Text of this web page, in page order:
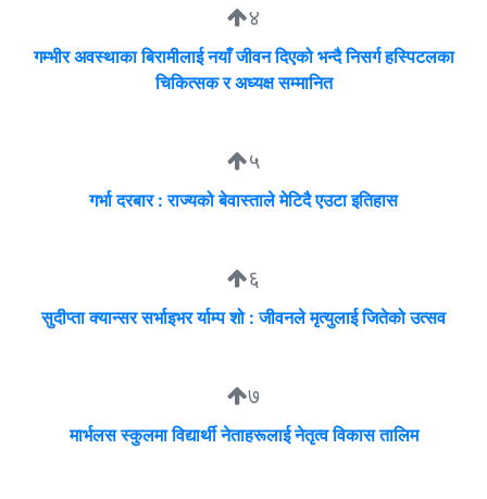
४
गम्भीर अवस्थाका बिरामीलाई नयाँ जीवन दिएको भन्दै निसर्ग हस्पिटलका
चिकित्सक र अध्यक्ष सम्मानित
५
गर्भा दरबार : राज्यको बेवास्ताले मेटिदै एउटा इतिहास
६
सुदीप्ता क्यान्सर सर्भाइभर र्याम्प शो : जीवनले मृत्युलाई जितेको उत्सव
७
मार्भलस स्कुलमा विद्यार्थी नेताहरूलाई नेतृत्व विकास तालिम